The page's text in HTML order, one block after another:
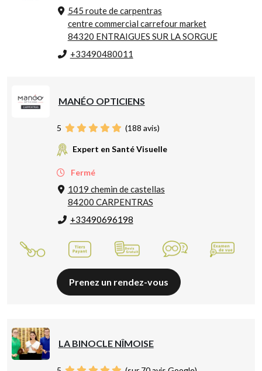
545 route de carpentras
centre commercial carrefour market
84320 ENTRAIGUES SUR LA SORGUE
+33490480011
MANÉO OPTICIENS
5 (188 avis)
Expert en Santé Visuelle
Fermé
1019 chemin de castellas
84200 CARPENTRAS
+33490696198
Prenez un rendez-vous
LA BINOCLE NÎMOISE